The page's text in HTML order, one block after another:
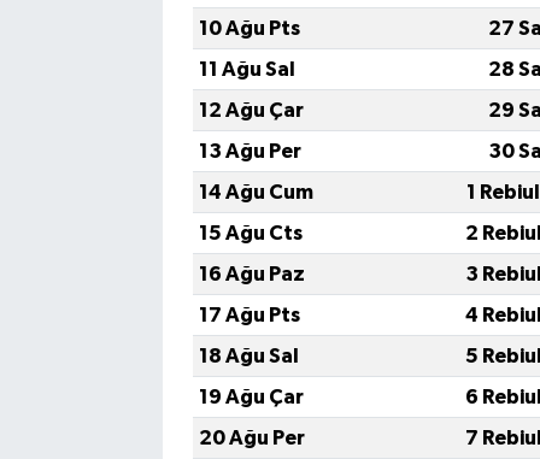
10 Ağu Pts
27
11 Ağu Sal
28
12 Ağu Çar
29
13 Ağu Per
30
14 Ağu Cum
1
15 Ağu Cts
2
16 Ağu Paz
3
17 Ağu Pts
4
18 Ağu Sal
5
19 Ağu Çar
6
20 Ağu Per
7